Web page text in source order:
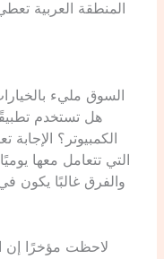
المنطقة العربية
السوق مليء
هل تستخدم
الكمبيوتر؟
التي تتعامل معها
والفرق غالبًا يكون
لاحظت مؤخرًا إن